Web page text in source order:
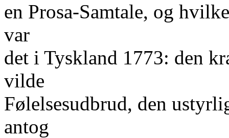
en Prosa-Samtale, og
var
det i Tyskland 1773: den
vilde
Følelsesudbrud, den
antog